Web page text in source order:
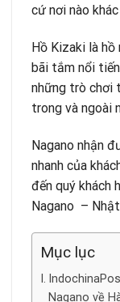
cứ nơi nào
Hồ Kizaki là
bãi tắm nổi
những trò chơi
trong và ngoài
Nagano nhận
nhanh của
đến quý khách
Nagano – Nhật
Mục lục
Nagano về